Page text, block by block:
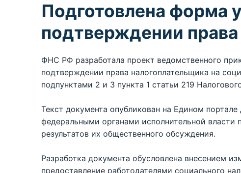
Подготовлена форма
подтверждении
ФНС РФ разработала проект ведомственного
подтверждении права налогоплательщика на
подпунктами 2 и 3 пункта 1 статьи 219
Текст документа опубликован на Едином
федеральными органами исполнительной
результатов их общественного обсуждения.
Разработка документа обусловлена внесением
предоставление работодателями социального